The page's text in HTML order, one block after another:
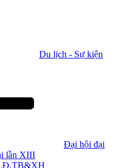
Du lịch - Sự kiện
Đại hội đại
lần XIII
LĐ,TB&XH